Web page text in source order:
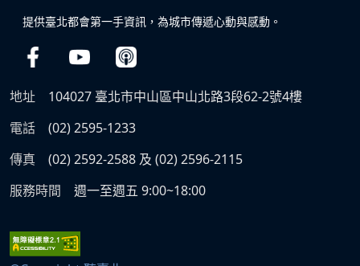
提供臺北都會第一手資訊，為城市傳遞心動與感動。
地址
104027 臺北市中山區中山北路3段62-2號4樓
電話
(02) 2595-1233
傳真
(02) 2592-2588 及 (02) 2596-2115
服務時間
週一至週五 9:00~18:00